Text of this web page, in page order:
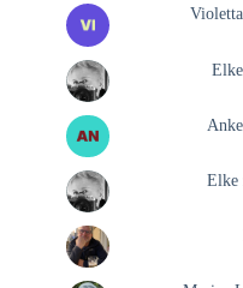
Violetta
Elke
Anke
Elke